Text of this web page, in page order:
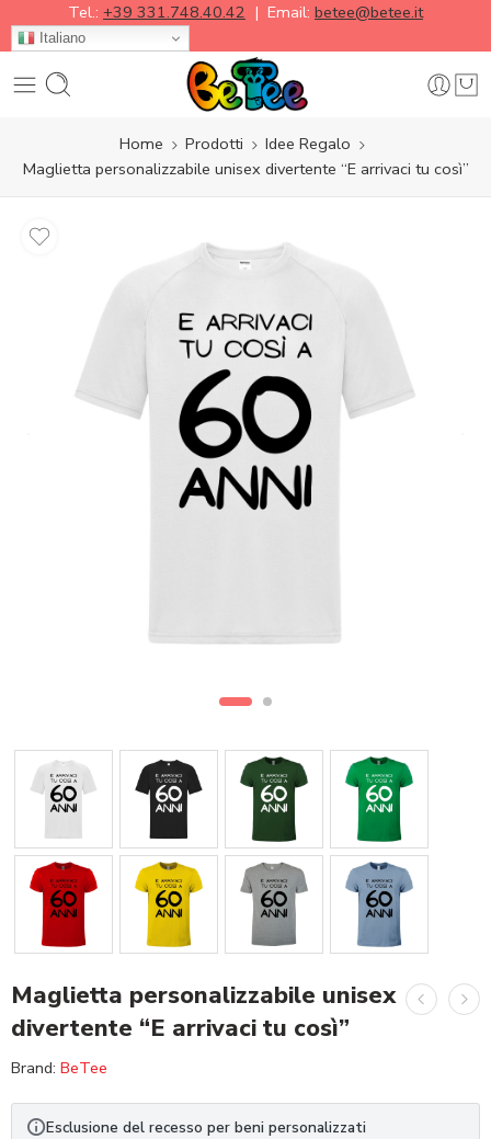
Tel.: +39 331.748.40.42 | Email: betee@betee.it
Italiano
Home Prodotti
Idee Regalo
Maglietta personalizzabile unisex divertente “E arrivaci tu così”
Maglietta personalizzabile unisex
divertente “E arrivaci tu così”
Brand: BeTee
Esclusione del recesso per beni personalizzati